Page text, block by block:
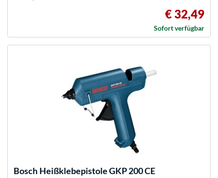
€ 32,49
Sofort verfügbar
Bosch Heißklebepistole GKP 200 CE